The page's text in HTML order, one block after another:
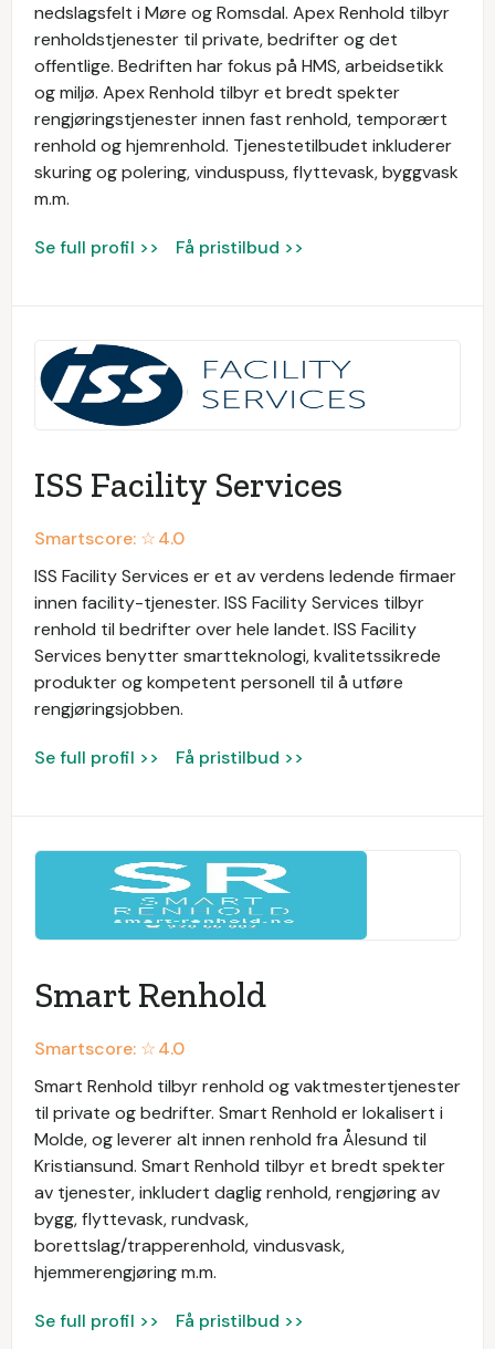
nedslagsfelt i Møre og Romsdal. Apex Renhold tilbyr
renholdstjenester til private, bedrifter og det
offentlige. Bedriften har fokus på HMS, arbeidsetikk
og miljø. Apex Renhold tilbyr et bredt spekter
rengjøringstjenester innen fast renhold, temporært
renhold og hjemrenhold. Tjenestetilbudet inkluderer
skuring og polering, vinduspuss, flyttevask, byggvask
m.m.
Se full profil >> Få pristilbud >>
ISS Facility Services
Smartscore: ☆4.0
ISS Facility Services er et av verdens ledende firmaer
innen facility-tjenester. ISS Facility Services tilbyr
renhold til bedrifter over hele landet. ISS Facility
Services benytter smartteknologi, kvalitetssikrede
produkter og kompetent personell til å utføre
rengjøringsjobben.
Se full profil >> Få pristilbud >>
Smart Renhold
Smartscore: ☆4.0
Smart Renhold tilbyr renhold og vaktmestertjenester
til private og bedrifter. Smart Renhold er lokalisert i
Molde, og leverer alt innen renhold fra Ålesund til
Kristiansund. Smart Renhold tilbyr et bredt spekter
av tjenester, inkludert daglig renhold, rengjøring av
bygg, flyttevask, rundvask,
borettslag/trapperenhold, vindusvask,
hjemmerengjøring m.m.
Se full profil >> Få pristilbud >>